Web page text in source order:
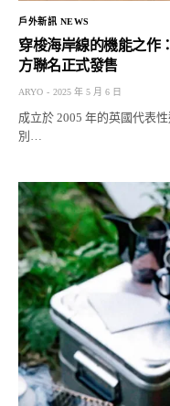
戶外新訊 NEWS
穿梭海岸線的機能之
方聯名正式發售
ARYO 2025 年 5 月 6 日
成立於 2005 年的英國代表
別…